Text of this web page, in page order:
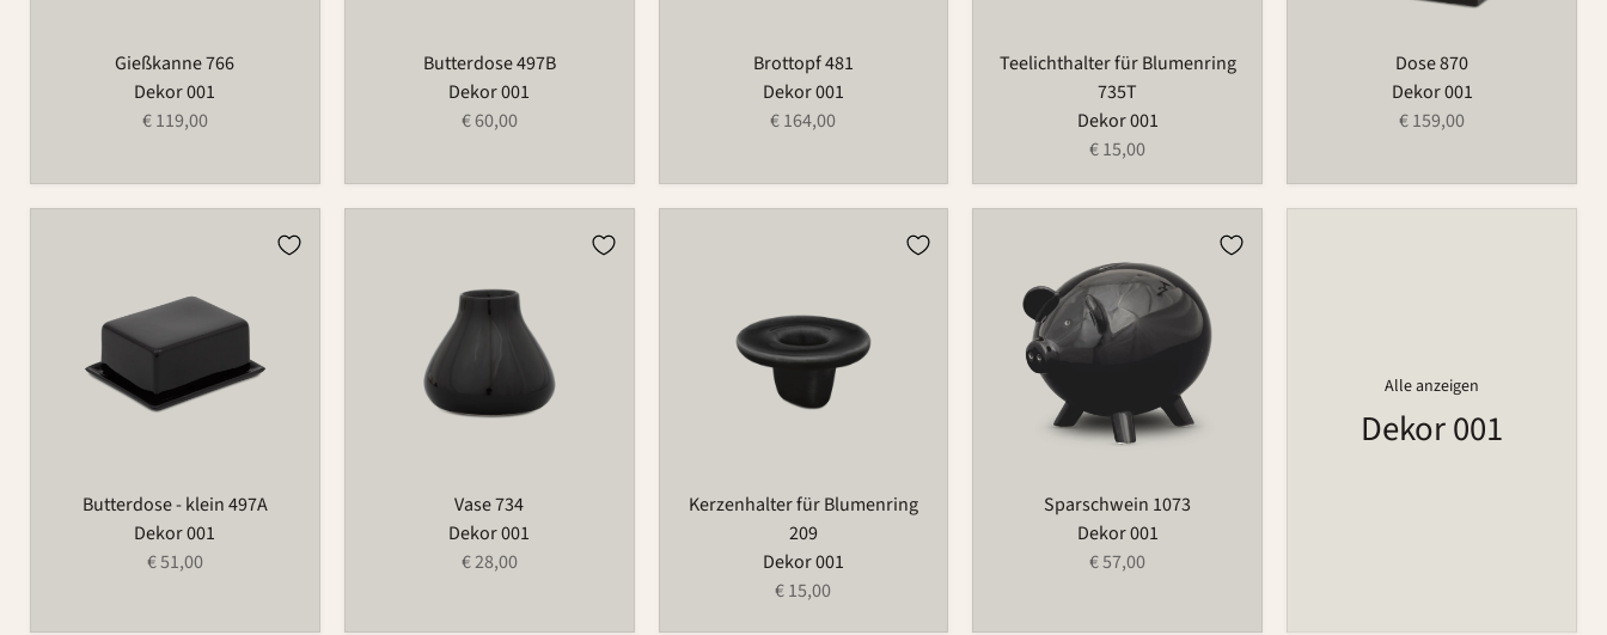
Gießkanne 766
Dekor 001
€ 119,00
Butterdose 497B
Dekor 001
€ 60,00
Brottopf 481
Dekor 001
€ 164,00
Teelichthalter für Blumenring
735T
Dekor 001
€ 15,00
Dose 870
Dekor 001
€ 159,00
Butterdose - klein 497A
Dekor 001
€ 51,00
Vase 734
Dekor 001
€ 28,00
Kerzenhalter für Blumenring
209
Dekor 001
€ 15,00
Sparschwein 1073
Dekor 001
€ 57,00
Alle anzeigen
Dekor 001